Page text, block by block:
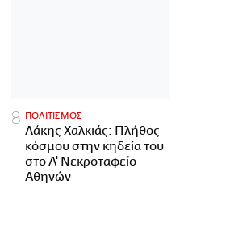
ΠΟΛΙΤΙΣΜΟΣ
Λάκης Χαλκιάς: Πλήθος
κόσμου στην κηδεία του
στο Α' Νεκροταφείο
Αθηνών